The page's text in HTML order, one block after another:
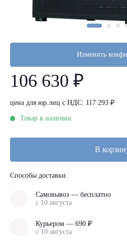
Изменить
106 630 ₽
цена для юр.лиц с НДС: 117 293 ₽
Товар в наличии
В
Способы доставки:
Самовывоз — бесплатно
с 10 августа
Курьером — 690 ₽
с 10 августа